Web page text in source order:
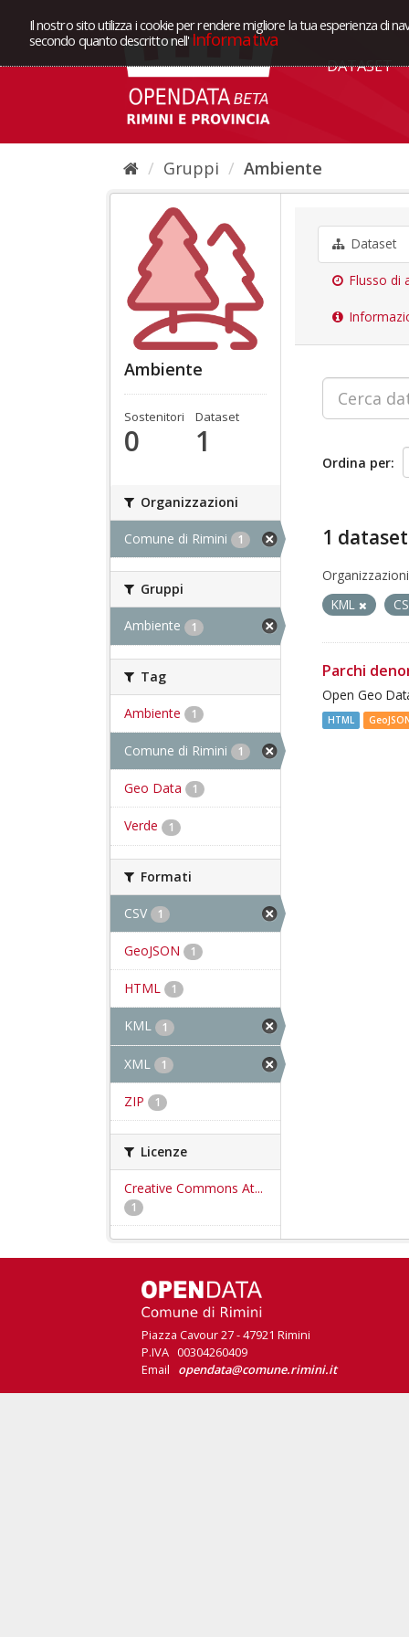
Il nostro sito utilizza i cookie per rendere migliore la tua esperienza di
secondo quanto descritto nell' Informativa
DATASET
Gruppi Ambiente
Ambiente
Sostenitori
0
Dataset
1
Organizzazioni
Comune di Rimini 1
Gruppi
Ambiente 1
Tag
Ambiente 1
Comune di Rimini 1
Geo Data 1
Verde 1
Formati
CSV 1
GeoJSON 1
HTML 1
KML 1
XML 1
ZIP 1
Licenze
Creative Commons At...
1
Dataset
Flusso di
Ordina per
1
KML
Parchi
Open Geo
HTML
Piazza Cavour 27 - 47921 Rimini
P.IVA 00304260409
Email opendata@comune.rimini.it